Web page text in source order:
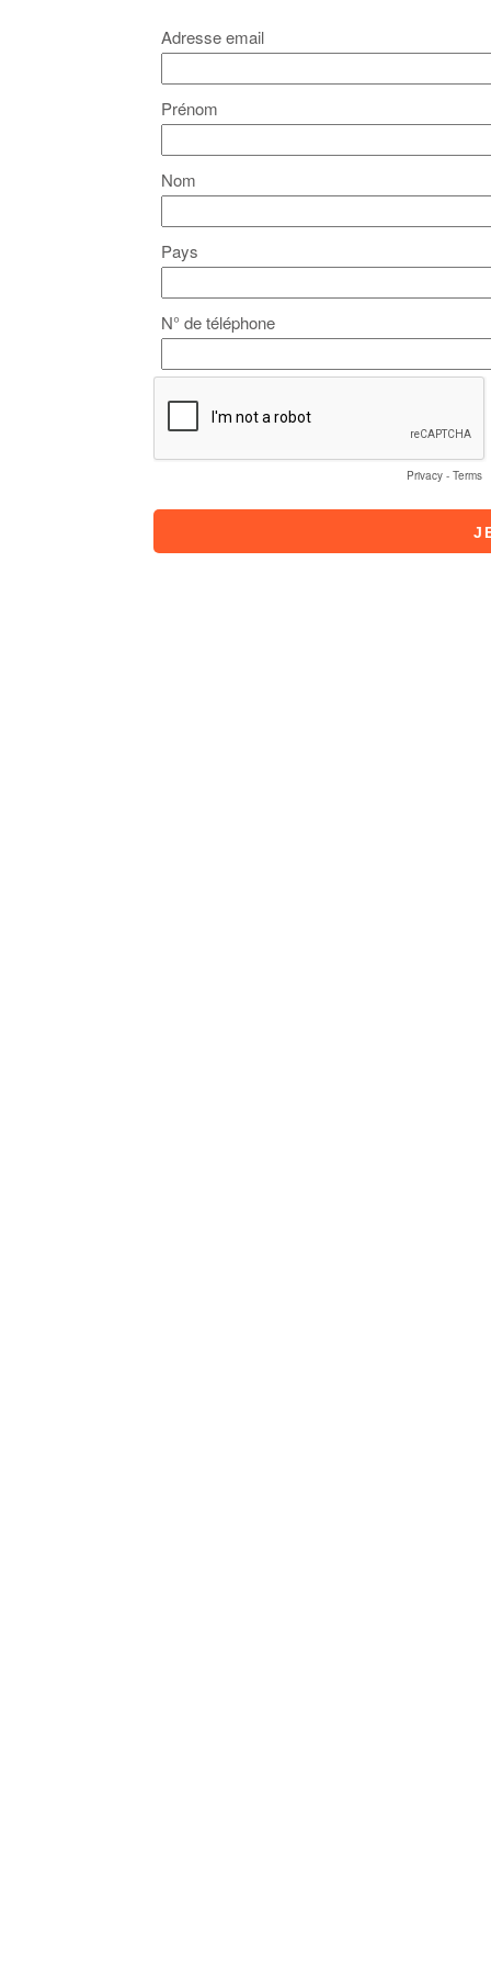
Adresse email
Prénom
Nom
Pays
N° de téléphone
Privacy - Terms